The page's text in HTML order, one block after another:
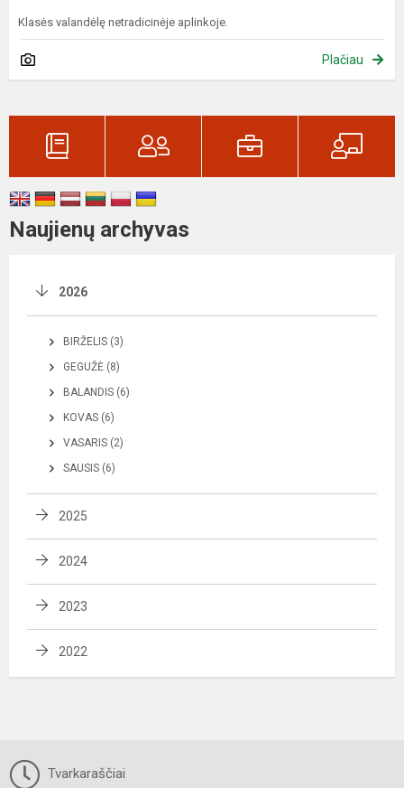
Klasės valandėlę netradicinėje aplinkoje.
Plačiau
Naujienų archyvas
2026
BIRŽELIS (3)
GEGUŽĖ (8)
BALANDIS (6)
KOVAS (6)
VASARIS (2)
SAUSIS (6)
2025
2024
2023
2022
Tvarkaraščiai